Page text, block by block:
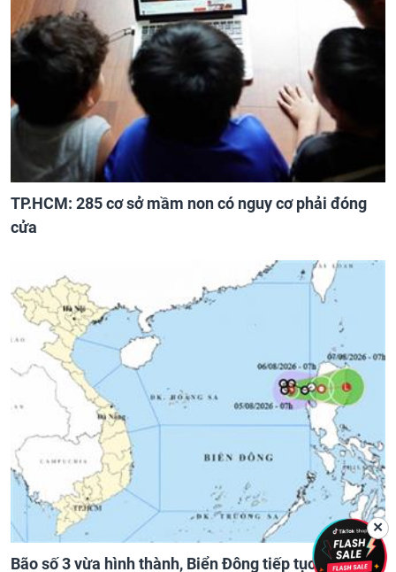
TP.HCM: 285 cơ sở mầm non có nguy cơ phải đóng
cửa
Bão số 3 vừa hình thành, Biển Đông tiếp tục có gió
✕